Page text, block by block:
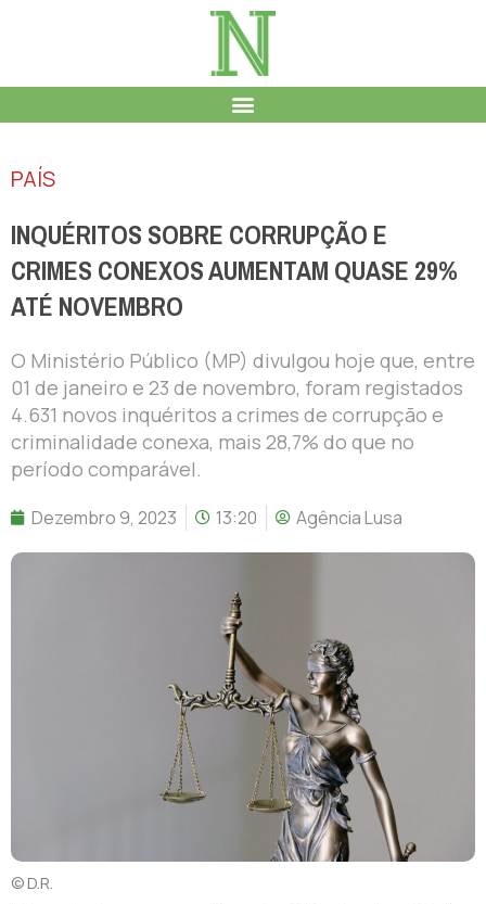
PAÍS
INQUÉRITOS SOBRE CORRUPÇÃO E
CRIMES CONEXOS AUMENTAM QUASE 29%
ATÉ NOVEMBRO
O Ministério Público (MP) divulgou hoje que, entre
01 de janeiro e 23 de novembro, foram registados
4.631 novos inquéritos a crimes de corrupção e
criminalidade conexa, mais 28,7% do que no
período comparável.
Dezembro 9, 2023 13:20 Agência Lusa
© D.R.